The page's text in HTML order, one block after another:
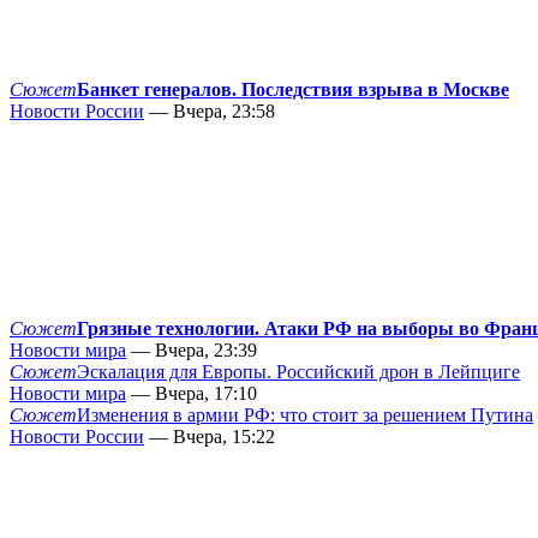
СюжетБанкет генералов. Последствия взрыва в Москве
Новости России — Вчера, 23:58
СюжетГрязные технологии. Атаки РФ на выборы во
Новости мира — Вчера, 23:39
СюжетЭскалация для Европы. Российский дрон в Лейпциге
Новости мира — Вчера, 17:10
СюжетИзменения в армии РФ: что стоит за решением Путина
Новости России — Вчера, 15:22